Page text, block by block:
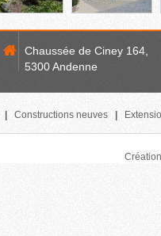
Chaussée de Ciney 164,
5300 Andenne
Constructions neuves